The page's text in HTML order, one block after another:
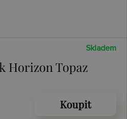
Skladem
Horizon Topaz
Koupit